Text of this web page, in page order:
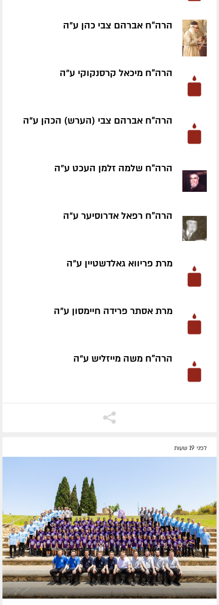
הרה"ח אברהם צבי כהן ע״ה
הרה"ח מיכאל קרסנקוקי ע״ה
הרה"ח אברהם צבי (הערש) הכהן ע״ה
הרה"ח שלמה זלמן העכט ע״ה
הרה"ח רפאל אדרוסיער ע״ה
מרת פריווא גאלדשטיין ע״ה
מרת אסתר פרידה חיימסון ע״ה
הרה"ח משה מייזליש ע״ה
לפני 19 שעות